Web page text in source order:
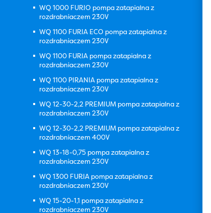
WQ 1000 FURIO pompa zatapialna z
rozdrabniaczem 230V
WQ 1100 FURIA ECO pompa zatapialna z
rozdrabniaczem 230V
WQ 1100 FURIA pompa zatapialna z
rozdrabniaczem 230V
WQ 1100 PIRANIA pompa zatapialna z
rozdrabniaczem 230V
WQ 12-30-2,2 PREMIUM pompa zatapialna z
rozdrabniaczem 230V
WQ 12-30-2,2 PREMIUM pompa zatapialna z
rozdrabniaczem 400V
WQ 13-18-0,75 pompa zatapialna z
rozdrabniaczem 230V
WQ 1300 FURIA pompa zatapialna z
rozdrabniaczem 230V
WQ 15-20-1,1 pompa zatapialna z
rozdrabniaczem 230V